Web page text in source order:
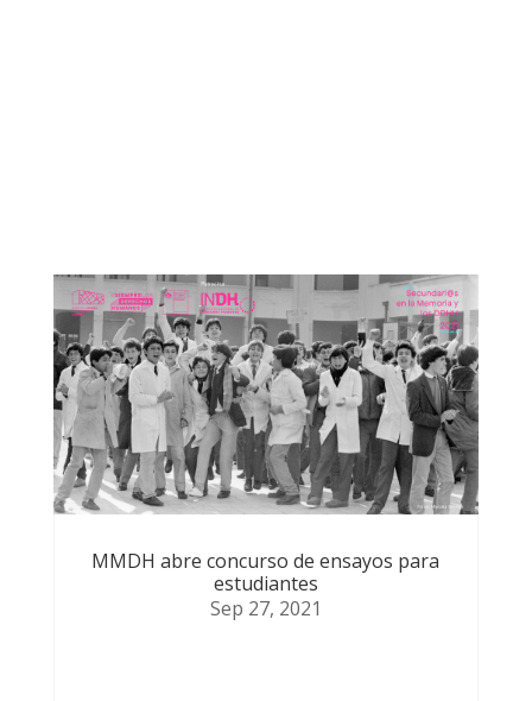
MMDH abre concurso de ensayos para
estudiantes
Sep 27, 2021